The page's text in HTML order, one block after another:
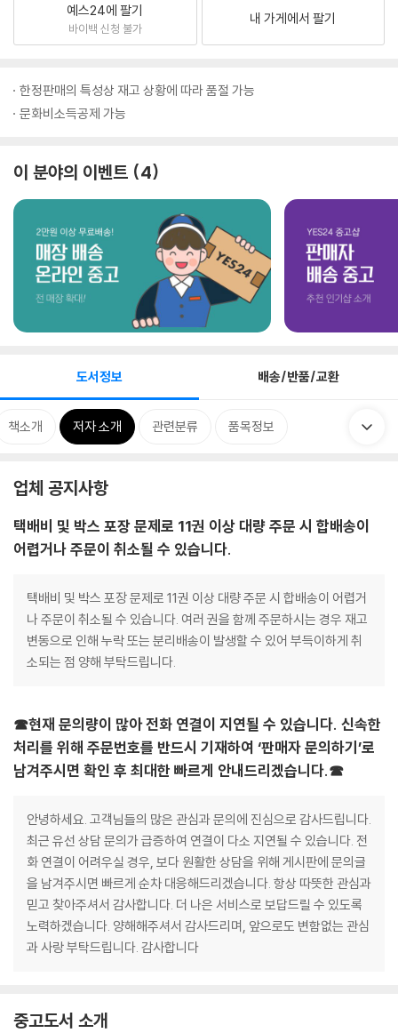
예스24에 팔기
바이백 신청 불가
내 가게에서 팔기
한정판매의 특성상 재고 상황에 따라 품절 가능
문화비소득공제 가능
이 분야의 이벤트 4
도서정보 배송/반품/교환
책소개 저자 소개 관련분류 품목정보
업체 공지사항
택배비 및 박스 포장 문제로 11권 이상 대량 주문 시 합배송이
어렵거나 주문이 취소될 수 있습니다.
택배비 및 박스 포장 문제로 11권 이상 대량 주문 시 합배송이 어렵거
나 주문이 취소될 수 있습니다. 여러 권을 함께 주문하시는 경우 재고
변동으로 인해 누락 또는 분리배송이 발생할 수 있어 부득이하게 취
소되는 점 양해 부탁드립니다.
☎현재 문의량이 많아 전화 연결이 지연될 수 있습니다. 신속한
처리를 위해 주문번호를 반드시 기재하여 ‘판매자 문의하기’로
남겨주시면 확인 후 최대한 빠르게 안내드리겠습니다.☎
안녕하세요. 고객님들의 많은 관심과 문의에 진심으로 감사드립니다.
최근 유선 상담 문의가 급증하여 연결이 다소 지연될 수 있습니다. 전
화 연결이 어려우실 경우, 보다 원활한 상담을 위해 게시판에 문의글
을 남겨주시면 빠르게 순차 대응해드리겠습니다. 항상 따뜻한 관심과
믿고 찾아주셔서 감사합니다. 더 나은 서비스로 보답드릴 수 있도록
노력하겠습니다. 양해해주셔서 감사드리며, 앞으로도 변함없는 관심
과 사랑 부탁드립니다. 감사합니다
중고도서 소개